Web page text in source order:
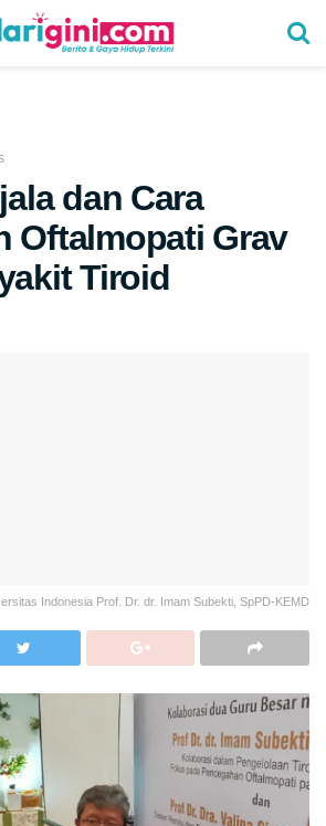
dan Cara
Oftalmopati Grav
Tiroid
Indonesia Prof. Dr. dr. Imam Subekti, SpPD-KEMD